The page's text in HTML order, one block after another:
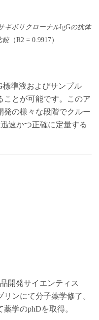
ギポリクローナルIgGの抗体
較（R2 = 0.9917）
標準液およびサンプル
ことが可能です。このア
発の様々な段階でクルー
速かつ正確に定量する
開発サイエンティス
ンにて分子薬学修了。
学のphDを取得。